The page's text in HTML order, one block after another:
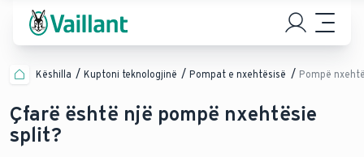
Këshilla Kuptoni teknologjinë Pompat e nxehtësisë Pompë
Çfarë është një pompë nxehtësie
split?